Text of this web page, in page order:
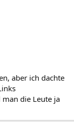
aber ich dachte
die Leute ja